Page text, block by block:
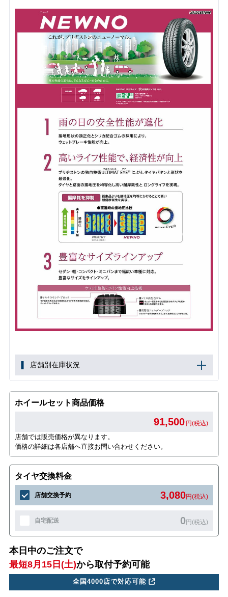
店舗別在庫状況
ホイールセット商品価格
91,500 円(税込)
店舗では販売価格が異なります。
価格の詳細は各店舗へ直接お問い合わせください。
タイヤ交換料金
店舗交換予約 3,080円(税込)
自宅配送 0円(税込)
本日中のご注文で
最短8月15日(土)から取付予約可能
全国4000店で対応可能